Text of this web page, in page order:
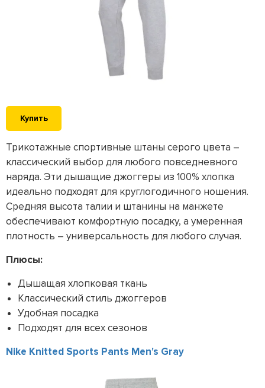
Купить
Трикотажные спортивные штаны серого цвета –
классический выбор для любого повседневного
наряда. Эти дышащие джоггеры из 100% хлопка
идеально подходят для круглогодичного ношения.
Средняя высота талии и штанины на манжете
обеспечивают комфортную посадку, а умеренная
плотность – универсальность для любого случая.
Плюсы:
Дышащая хлопковая ткань
Классический стиль джоггеров
Удобная посадка
Подходят для всех сезонов
Nike Knitted Sports Pants Men's Gray